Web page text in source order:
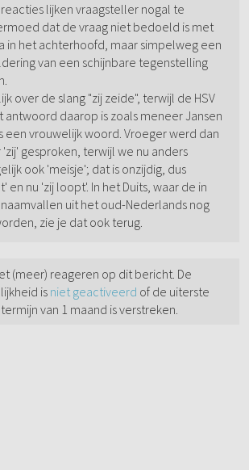
lijken vraagsteller nogal te
dat de vraag niet bedoeld is met
in het achterhoofd, maar simpelweg een
van een schijnbare tegenstelling
over de slang "zij zeide", terwijl de HSV
antwoord daarop is zoals meneer Jansen
een vrouwelijk woord. Vroeger werd dan
gesproken, terwijl we nu anders
ook 'meisje'; dat is onzijdig, dus
nu 'zij loopt'. In het Duits, waar de in
uit het oud-Nederlands nog
zie je dat ook terug.
(meer) reageren op dit bericht. De
is niet geactiveerd of de uiterste
van 1 maand is verstreken.